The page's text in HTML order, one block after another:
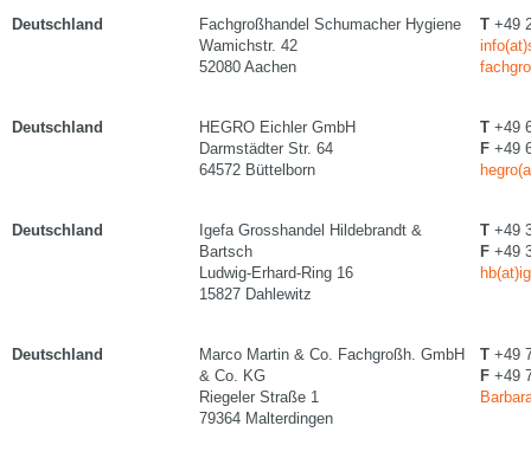
Deutschland
Fachgroßhandel Schumacher Hygiene
Wamichstr. 42
52080 Aachen
T +49
Deutschland
HEGRO Eichler GmbH
Darmstädter Str. 64
64572 Büttelborn
T +49
F +49
Deutschland
Igefa Grosshandel Hildebrandt &
Bartsch
Ludwig-Erhard-Ring 16
15827 Dahlewitz
T +49
F +49
Deutschland
Marco Martin & Co. Fachgroßh. GmbH
& Co. KG
Riegeler Straße 1
79364 Malterdingen
T +49
F +49